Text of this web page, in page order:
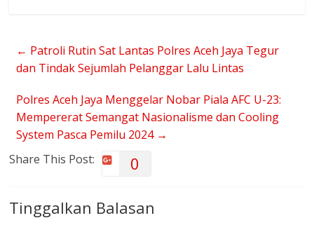
← Patroli Rutin Sat Lantas Polres Aceh Jaya Tegur
dan Tindak Sejumlah Pelanggar Lalu Lintas
Polres Aceh Jaya Menggelar Nobar Piala AFC U-23:
Mempererat Semangat Nasionalisme dan Cooling
System Pasca Pemilu 2024 →
Share This Post:
0
Tinggalkan Balasan